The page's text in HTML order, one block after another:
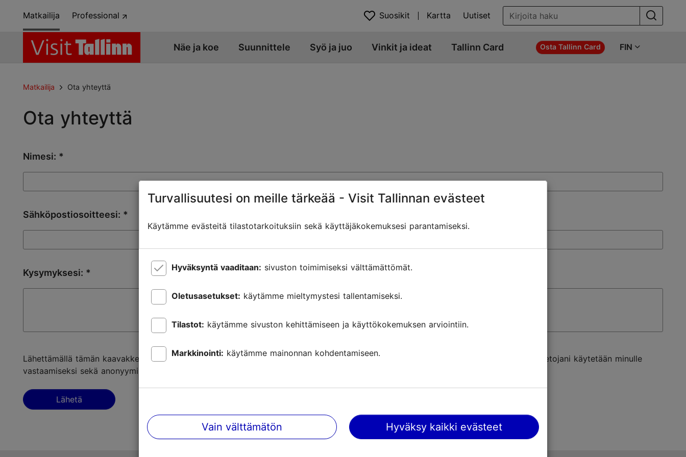
Matkailija Professional Suosikit Kartta Uutiset
Näe ja koe Suunnittele Syö ja juo Vinkit ja ideat Tallinn Card Osta Tallinn Card FIN
Matkailija Ota yhteyttä
Ota yhteyttä
Nimesi:
Sähköpostiosoitteesi:
Kysymyksesi:
Lähettämällä tämän kaavakkeen hyväksyn, että tietoni välitetään Tallinn City Tourist Office & Convention Bureaulle. Hyväksyn, että tietojani käytetään minulle
vastaamiseksi sekä anonyymiin tiedonkeruuseen tilastojen koostamiseksi.
Lähetä
Turvallisuutesi on meille tärkeää - Visit Tallinnan evästeet
Käytämme evästeitä tilastotarkoituksiin sekä käyttäjäkokemuksesi parantamiseksi.
Hyväksyntä vaaditaan: sivuston toimimiseksi välttämättömät.
Oletusasetukset: käytämme mieltymystesi tallentamiseksi.
Tilastot: käytämme sivuston kehittämiseen ja käyttökokemuksen arviointiin.
Markkinointi: käytämme mainonnan kohdentamiseen.
Vain välttämätön Hyväksy kaikki evästeet